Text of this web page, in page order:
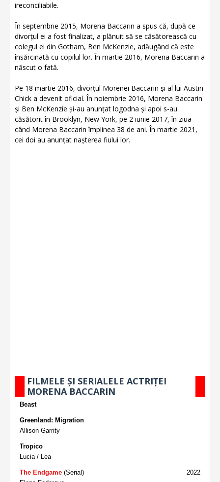
ireconciliabile.
În septembrie 2015, Morena Baccarin a spus că, după ce
divorțul ei a fost finalizat, a plănuit să se căsătorească cu
colegul ei din Gotham, Ben McKenzie, adăugând că este
însărcinată cu copilul lor. În martie 2016, Morena Baccarin a
născut o fată.
Pe 18 martie 2016, divorțul Morenei Baccarin și al lui Austin
Chick a devenit oficial. În noiembrie 2016, Morena Baccarin
și Ben McKenzie și-au anunțat logodna și apoi s-au
căsătorit în Brooklyn, New York, pe 2 iunie 2017, în ziua
când Morena Baccarin împlinea 38 de ani. În martie 2021,
cei doi au anunțat nașterea fiului lor.
FILMELE ȘI SERIALELE ACTRIȚEI
MORENA BACCARIN
Beast
Greenland: Migration
Allison Garrity
Tropico
Lucia / Lea
2022
The Endgame (Serial)